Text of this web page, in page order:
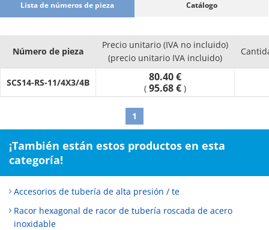
Lista de números de pieza Catálogo
Número de pieza
Precio unitario (IVA no incluido)
(precio unitario IVA incluido)
SCS14-RS-11/4X3/4B 80.40 €
( 95.68 € )
1
¡También están estos productos en esta
categoría!
Accesorios de tubería de alta presión / te
Racor hexagonal de racor de tubería roscada de acero
inoxidable